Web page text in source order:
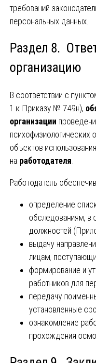
требований
персональных данных.
Раздел 8.
организацию
В соответствии с
1 к Приказу № 749н),
организации
психофизиологических
объектов
на работодателя
Работодатель
определение
обследованиям, в
должностей
выдачу
лицам,
формирование и
работников для
передачу
установленные
ознакомление
прохождения